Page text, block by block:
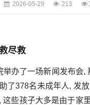
2026-05-29 213
尽救
举办了一场新闻发布会,
了378名未成年人, 发
这些孩子大多是由于家